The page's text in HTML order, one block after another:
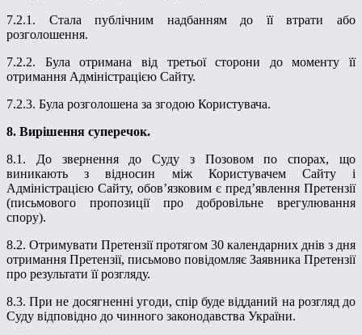
7.2.1. Стала публічним надбанням до її втрати або
розголошення.
7.2.2. Була отримана від третьої сторони до моменту її
отримання Адміністрацією Сайту.
7.2.3. Була розголошена за згодою Користувача.
8. Вирішення суперечок.
8.1. До звернення до Суду з Позовом по спорах, що
виникають з відносин між Користувачем Сайту і
Адміністрацією Сайту, обов’язковим є пред’явлення Претензії
(письмового пропозиції про добровільне врегулювання
спору).
8.2. Отримувати Претензії протягом 30 календарних днів з дня
отримання Претензії, письмово повідомляє Заявника Претензії
про результати її розгляду.
8.3. При не досягненні угоди, спір буде відданий на розгляд до
Суду відповідно до чинного законодавства України.